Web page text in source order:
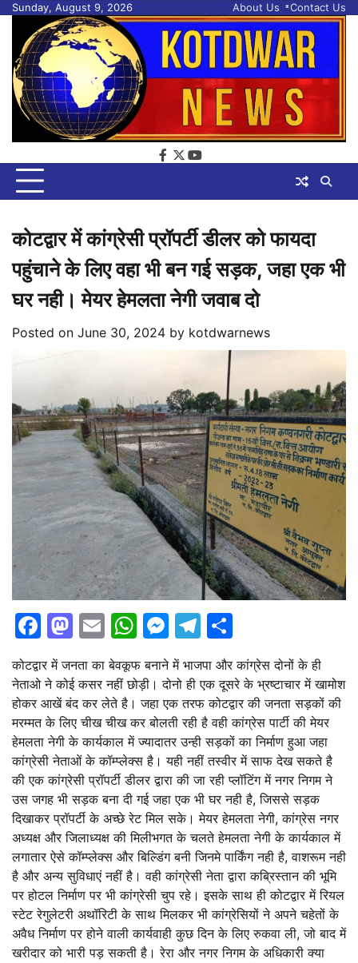
Skip
content
Sunday, August 9, 2026 About Us Contact Us
facebook
twitter
youtube
कोटद्वार में कांग्रेसी प्रॉपर्टी डीलर को फायदा
पहुंचाने के लिए वहा भी बन गई सड़क, जहा एक भी
घर नही। मेयर हेमलता नेगी जवाब दो
Posted on June 30, 2024 by kotdwarnews
Facebook
Mastodon
EmailWhatsApp
Messenger
Telegram
कोटद्वार में जनता का बेवकूफ बनाने में भाजपा और कांग्रेस दोनों के ही
नेताओ ने कोई कसर नहीं छोड़ी। दोनो ही एक दूसरे के भ्रष्टाचार में खामोश
होकर आखें बंद कर लेते है। जहा एक तरफ कोटद्वार की जनता सड़कों की
मरम्मत के लिए चीख चीख कर बोलती रही है वही कांग्रेस पार्टी की मेयर
हेमलता नेगी के कार्यकाल में ज्यादातर उन्ही सड़कों का निर्माण हुआ जहा
कांग्रेसी नेताओं के कॉम्प्लेक्स है। यही नहीं तस्वीर में साफ देख सकते है
की एक कांग्रेसी प्रॉपर्टी डीलर द्वारा की जा रही प्लॉटिंग में नगर निगम ने
उस जगह भी सड़क बना दी गई जहा एक भी घर नही है, जिससे सड़क
दिखाकर प्रॉपर्टी के अच्छे रेट मिल सके। मेयर हेमलता नेगी, कांग्रेस नगर
अध्यक्ष और जिलाध्यक्ष की मिलीभगत के चलते हेमलता नेगी के कार्यकाल में
लगातार ऐसे कॉम्प्लेक्स और बिल्डिंग बनी जिनमे पार्किंग नही है, वाशरूम नही
है और अन्य सुविधाएं नहीं है। वही कांग्रेसी नेता द्वारा कब्रिस्तान की भूमि
पर होटल निर्माण पर भी कांग्रेसी चुप रहे। इसके साथ ही कोटद्वार में रियल
स्टेट रेगुलेटरी अथॉरिटी के साथ मिलकर भी कांग्रेसियों ने अपने चहेतों के
अवैध निर्माण पर होने वाली कार्यवाही कुछ दिन के लिए रुकवा ली, जो बाद में
खरीदार को भारी पड़ सकती है। रेरा और नगर निगम के अधिकारी क्या